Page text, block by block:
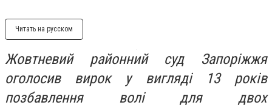
Читать на русском
Жовтневий районний суд Запоріжжя
оголосив вирок у вигляді 13 років
позбавлення волі для двох